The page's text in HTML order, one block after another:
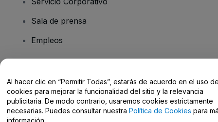
Sala de prensa
Empleos
Centro de Ayuda / Contacto
Al hacer clic en “Permitir Todas”, estarás de acuerdo en el uso
cookies para mejorar la funcionalidad del sitio y la relevancia
publicitaria. De modo contrario, usaremos cookies estrictamente
necesarias. Puedes consultar nuestra Política de Cookies para
información.